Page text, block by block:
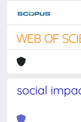
social